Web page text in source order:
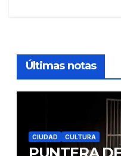
Últimas notas
CIUDAD CULTURA